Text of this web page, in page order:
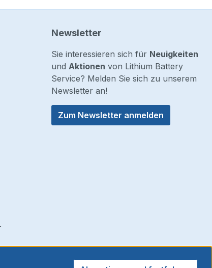
Newsletter
Sie interessieren sich für Neuigkeiten
und Aktionen von Lithium Battery
Service? Melden Sie sich zu unserem
Newsletter an!
Zum Newsletter anmelden